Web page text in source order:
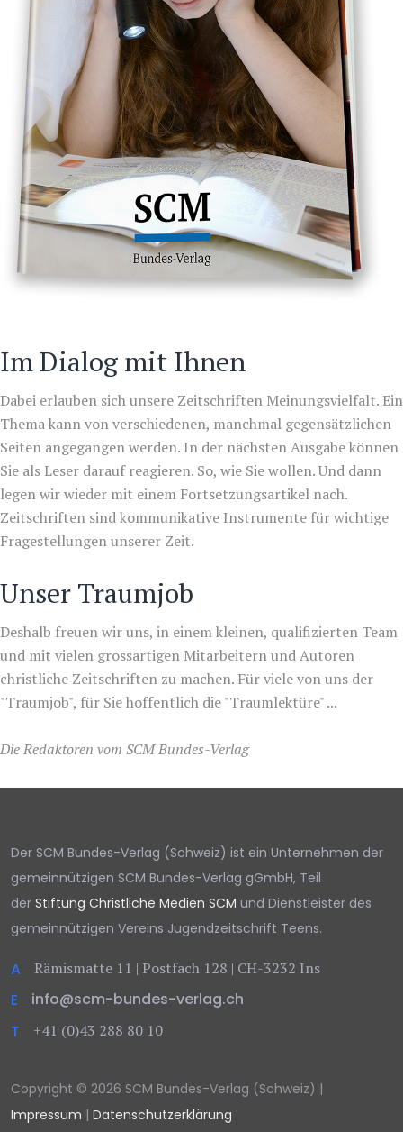
Im Dialog mit Ihnen
Dabei erlauben sich unsere Zeitschriften Meinungsvielfalt. Ein
Thema kann von verschiedenen, manchmal gegensätzlichen
Seiten angegangen werden. In der nächsten Ausgabe können
Sie als Leser darauf reagieren. So, wie Sie wollen. Und dann
legen wir wieder mit einem Fortsetzungsartikel nach.
Zeitschriften sind kommunikative Instrumente für wichtige
Fragestellungen unserer Zeit.
Unser Traumjob
Deshalb freuen wir uns, in einem kleinen, qualifizierten Team
und mit vielen grossartigen Mitarbeitern und Autoren
christliche Zeitschriften zu machen. Für viele von uns der
"Traumjob", für Sie hoffentlich die "Traumlektüre" ...
Die Redaktoren vom SCM Bundes-Verlag
Der SCM Bundes-Verlag (Schweiz) ist ein Unternehmen der
gemeinnützigen SCM Bundes-Verlag gGmbH, Teil
der Stiftung Christliche Medien SCM und Dienstleister des
gemeinnützigen Vereins Jugendzeitschrift Teens.
A Rämismatte 11 | Postfach 128 | CH-3232 Ins
E
info@scm-bundes-verlag.ch
T
+41 (0)43 288 80 10
Copyright © 2026 SCM Bundes-Verlag (Schweiz) |
Impressum | Datenschutzerklärung